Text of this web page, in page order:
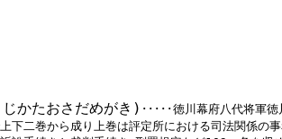
かたおさだめがき) ･････徳川幕府八代将軍
二巻から成り上巻は評定所における司法関係の